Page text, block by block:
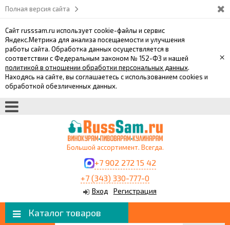
Полная версия сайта
Сайт russsam.ru использует cookie-файлы и сервис
Яндекс.Метрика для анализа посещаемости и улучшения
работы сайта. Обработка данных осуществляется в
соответствии с Федеральным законом № 152-ФЗ и нашей
политикой в отношении обработки персональных данных.
Находясь на сайте, вы соглашаетесь с использованием cookies и
обработкой обезличенных данных.
×
Большой ассортимент. Всегда.
+7 902 272 15 42
+7 (343) 330-777-0
Вход Регистрация
Каталог товаров